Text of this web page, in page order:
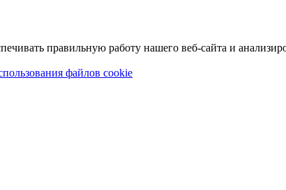
правильную работу нашего веб-сайта и
файлов cookie